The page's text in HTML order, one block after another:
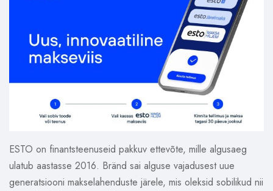
ESTO on finantsteenuseid pakkuv ettevõte, mille algusaeg
ulatub aastasse 2016. Bränd sai alguse vajadusest uue
generatsiooni makselahenduste järele, mis oleksid sobilikud nii